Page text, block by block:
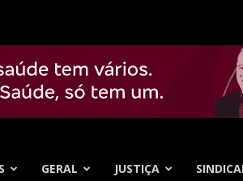
GERAL JUSTIÇA